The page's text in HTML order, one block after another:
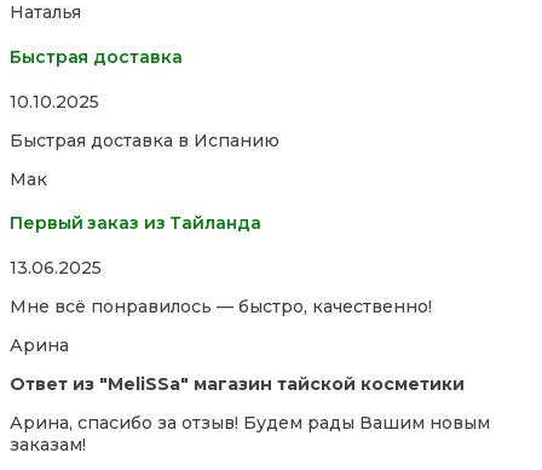
Наталья
Быстрая доставка
Rated
out
5
10.10.2025
Быстрая доставка в Испанию
Мак
Первый заказ из Тайланда
Rated
out
5
13.06.2025
Мне всё понравилось — быстро, качественно!
Арина
Ответ из "MeliSSa" магазин тайской косметики
Арина, спасибо за отзыв! Будем рады Вашим новым
заказам!